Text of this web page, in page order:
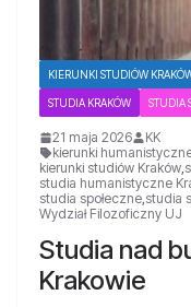
KIERUNKI STUDIÓW
STUDIA KRAKÓW STUDIA
21 maja 2026
KK
kierunki
kierunki studiów Kraków,
studia humanistyczne
studia społeczne,studia
Wydział Filozoficzny UJ
Studia nad
Krakowie